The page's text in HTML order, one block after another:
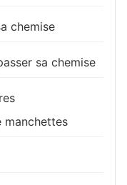
chemise
sa chemise
manchettes